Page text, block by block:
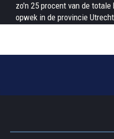
zo'n 25 procent van de
opwek in de provincie